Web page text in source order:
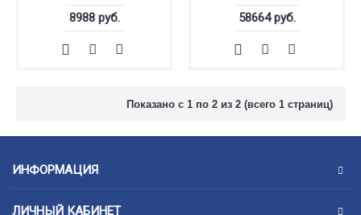
8988 руб. 58664 руб.
Показано с 1 по 2 из 2 (всего 1 страниц)
ИНФОРМАЦИЯ
ЛИЧНЫЙ КАБИНЕТ